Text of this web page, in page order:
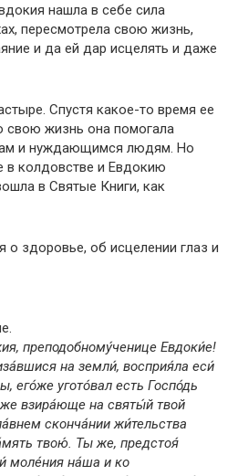
нашла в себе сила
пересмотрела свою жизнь,
и да ей дар исцелять и даже
Спустя какое-то время ее
свою жизнь она помогала
и нуждающимся людям. Но
в колдовстве и Евдокию
в Святые Книги, как
о здоровье, об исцелении глаз и
преподобному́ченице Евдоки́е!
на земли́, восприя́ла еси́
его́же угото́вал есть Госпо́дь
взира́юще на святы́й твой
сконча́нии жи́тельства
твою́. Ты же, предстоя́
моле́ния на́ша и ко